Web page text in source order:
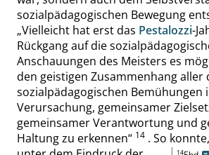
sozialpädagogischen Bewegung
„Vielleicht hat erst das Pestalozzi-
Rückgang auf die
Anschauungen des Meisters es
den geistigen Zusammenhang aller
sozialpädagogischen Bemühungen
Verursachung, gemeinsamer
gemeinsamer Verantwortung und
Haltung zu erkennen“ 14
14
. So